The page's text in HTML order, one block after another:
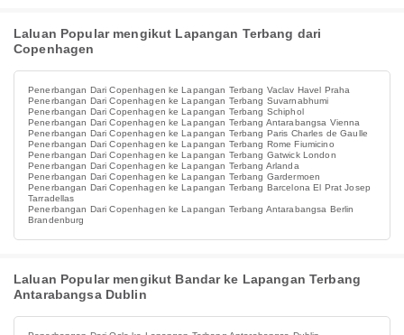
Laluan Popular mengikut Lapangan Terbang dari
Copenhagen
Penerbangan Dari Copenhagen ke Lapangan Terbang Vaclav Havel Praha
Penerbangan Dari Copenhagen ke Lapangan Terbang Suvarnabhumi
Penerbangan Dari Copenhagen ke Lapangan Terbang Schiphol
Penerbangan Dari Copenhagen ke Lapangan Terbang Antarabangsa Vienna
Penerbangan Dari Copenhagen ke Lapangan Terbang Paris Charles de Gaulle
Penerbangan Dari Copenhagen ke Lapangan Terbang Rome Fiumicino
Penerbangan Dari Copenhagen ke Lapangan Terbang Gatwick London
Penerbangan Dari Copenhagen ke Lapangan Terbang Arlanda
Penerbangan Dari Copenhagen ke Lapangan Terbang Gardermoen
Penerbangan Dari Copenhagen ke Lapangan Terbang Barcelona El Prat Josep
Tarradellas
Penerbangan Dari Copenhagen ke Lapangan Terbang Antarabangsa Berlin
Brandenburg
Laluan Popular mengikut Bandar ke Lapangan Terbang
Antarabangsa Dublin